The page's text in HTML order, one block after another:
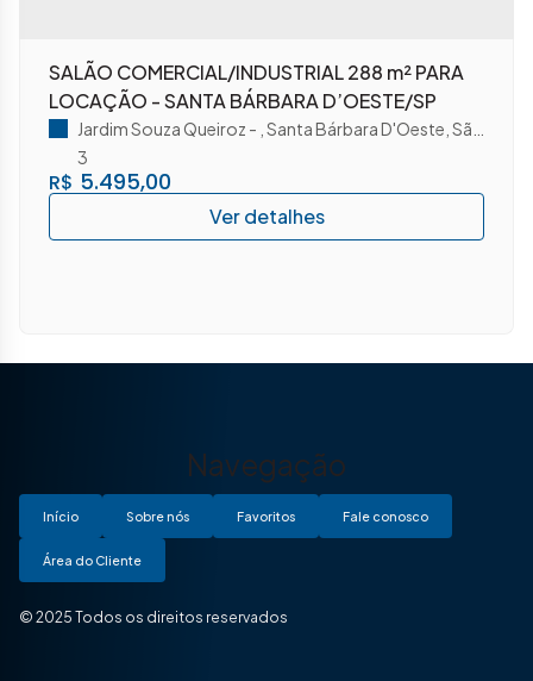
SALÃO COMERCIAL/INDUSTRIAL 288 m² PARA
LOCAÇÃO - SANTA BÁRBARA D’OESTE/SP
R$ 5.495,00
Jardim Souza Queiroz Santa Bárbara D'Oeste São Paulo
3
Navegação
Início Sobre nós Favoritos Fale conosco
Área do Cliente
© 2025 Todos os direitos reservados